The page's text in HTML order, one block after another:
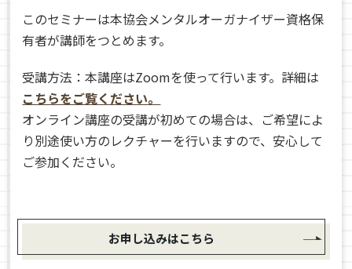
このセミナーは本協会メンタルオーガナイザー資格保
有者が講師をつとめます。
受講方法：本講座はZoomを使って行います。詳細は
こちらをご覧ください。
オンライン講座の受講が初めての場合は、ご希望によ
り別途使い方のレクチャーを行いますので、安心して
ご参加ください。
お申し込みはこちら